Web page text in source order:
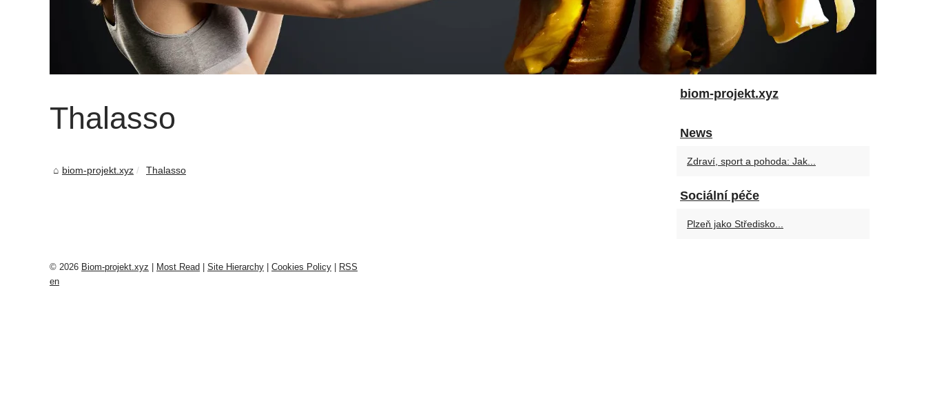
Thalasso
biom-projekt.xyz Thalasso
biom-projekt.xyz
News
Zdraví, sport a pohoda: Jak...
Sociální péče
Plzeň jako Středisko...
© 2026 Biom-projekt.xyz Most Read Site Hierarchy Cookies Policy
RSS
en